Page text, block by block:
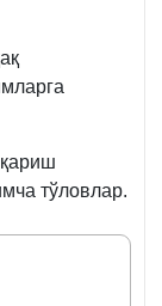
тўловлар.